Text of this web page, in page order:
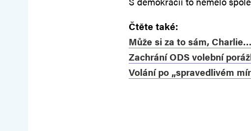
Čtěte také:
Může si za to sám, Charlie…
Zachrání ODS volební
Volání po „spravedlivém